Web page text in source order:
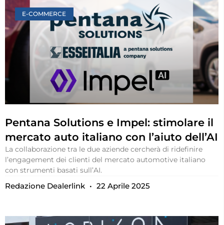
E-COMMERCE
Pentana Solutions e Impel: stimolare il
mercato auto italiano con l’aiuto dell’AI
La collaborazione tra le due aziende cercherà di ridefinire
l’engagement dei clienti del mercato automotive italiano
con strumenti basati sull’AI.
Redazione Dealerlink 22 Aprile 2025